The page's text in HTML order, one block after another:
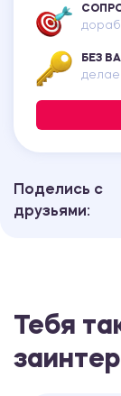
БЕЗ
Поделись с
друзьями:
Тебя